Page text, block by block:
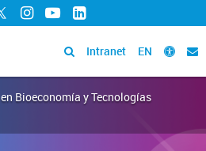
Instagram
YouTubeLinkedIn
Intranet EN
Bioeconomía y Tecnologías